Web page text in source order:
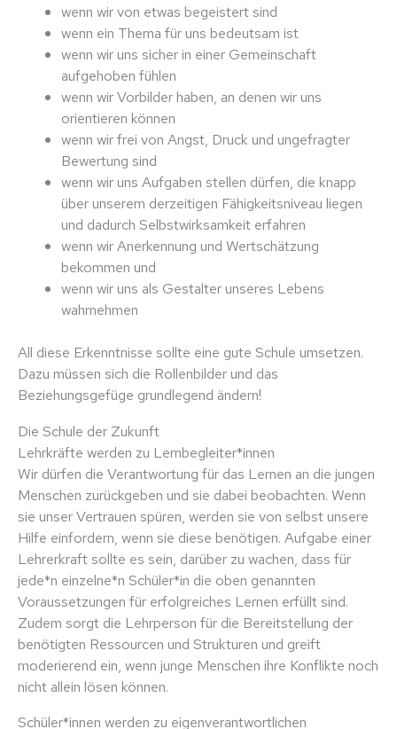
wenn wir von etwas begeistert sind
wenn ein Thema für uns bedeutsam ist
wenn wir uns sicher in einer Gemeinschaft
aufgehoben fühlen
wenn wir Vorbilder haben, an denen wir uns
orientieren können
wenn wir frei von Angst, Druck und ungefragter
Bewertung sind
wenn wir uns Aufgaben stellen dürfen, die knapp
über unserem derzeitigen Fähigkeitsniveau liegen
und dadurch Selbstwirksamkeit erfahren
wenn wir Anerkennung und Wertschätzung
bekommen und
wenn wir uns als Gestalter unseres Lebens
wahrnehmen
All diese Erkenntnisse sollte eine gute Schule umsetzen.
Dazu müssen sich die Rollenbilder und das
Beziehungsgefüge grundlegend ändern!
Die Schule der Zukunft
Lehrkräfte werden zu Lernbegleiter*innen
Wir dürfen die Verantwortung für das Lernen an die jungen
Menschen zurückgeben und sie dabei beobachten. Wenn
sie unser Vertrauen spüren, werden sie von selbst unsere
Hilfe einfordern, wenn sie diese benötigen. Aufgabe einer
Lehrerkraft sollte es sein, darüber zu wachen, dass für
jede*n einzelne*n Schüler*in die oben genannten
Voraussetzungen für erfolgreiches Lernen erfüllt sind.
Zudem sorgt die Lehrperson für die Bereitstellung der
benötigten Ressourcen und Strukturen und greift
moderierend ein, wenn junge Menschen ihre Konflikte noch
nicht allein lösen können.
Schüler*innen werden zu eigenverantwortlichen